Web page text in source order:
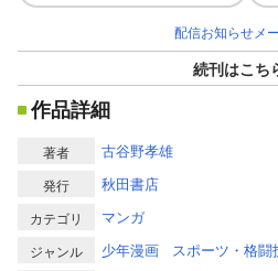
配信お知らせメ
続刊はこち
作品詳細
著者 古谷野孝雄
発行 秋田書店
カテゴリ マンガ
ジャンル 少年漫画 スポーツ・格闘